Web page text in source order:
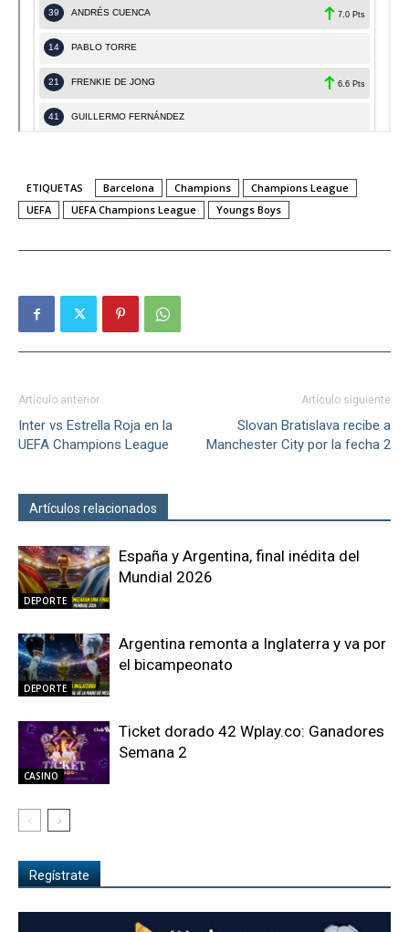
ETIQUETAS Barcelona Champions
Champions League
UEFA
UEFA Champions League Youngs Boys
Artículo anterior
Inter vs Estrella Roja en la
UEFA Champions League
Artículo siguiente
Slovan Bratislava recibe a
Manchester City por la fecha 2
Artículos relacionados
DEPORTE
España y Argentina, final inédita del
Mundial 2026
DEPORTE
Argentina remonta a Inglaterra y va por
el bicampeonato
CASINO
Ticket dorado 42 Wplay.co: Ganadores
Semana 2
Regístrate